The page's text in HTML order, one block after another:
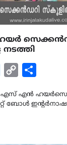
നടത്തി
TwitterCopy
: എസ് എൻ
ബോൾ